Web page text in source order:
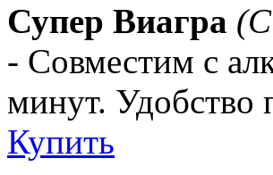
Супер Виагра
- Совместим с
минут. Удобство
Купить